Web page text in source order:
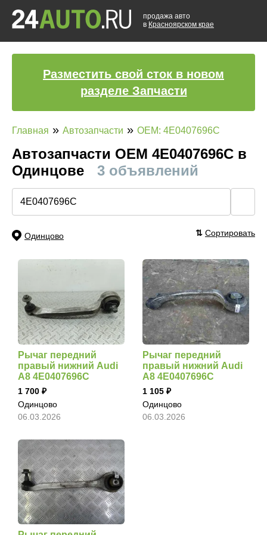
продажа авто
в Красноярском крае
Разместить свой сток в новом
разделе Запчасти
Главная » Автозапчасти » OEM: 4E0407696C
Автозапчасти ОЕМ 4E0407696C в
Одинцове
3 объявлений
Одинцово ⇅ Сортировать
Рычаг передний
правый нижний Audi
A8 4E0407696C
1 700
Одинцово
06.03.2026
Рычаг передний
правый нижний Audi
A8 4E0407696C
1 105
Одинцово
06.03.2026